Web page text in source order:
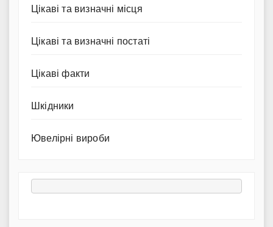
Цікаві та визначні місця
Цікаві та визначні постаті
Цікаві факти
Шкідники
Ювелірні вироби